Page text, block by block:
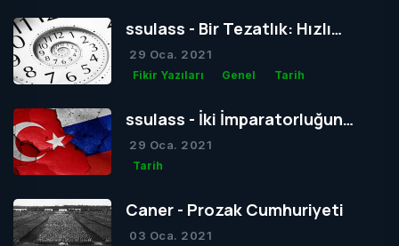
ssulass - Bir Tezatlık: Hızlı
Yaşam, Yavaş Gelişim
29 Oca. 2021
Fikir Yazıları Genel Tarih
ssulass - İki İmparatorluğun
Çağdaşlığa Giden Yolda
Birbiriyle Olan Gizli Rekabeti
29 Oca. 2021
Tarih
Caner - Prozak Cumhuriyeti
03 Oca. 2021